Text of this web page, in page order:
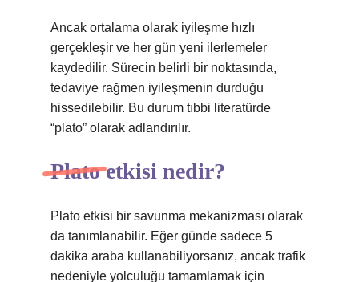
Ancak ortalama olarak iyileşme hızlı
gerçekleşir ve her gün yeni ilerlemeler
kaydedilir. Sürecin belirli bir noktasında,
tedaviye rağmen iyileşmenin durduğu
hissedilebilir. Bu durum tıbbi literatürde
“plato” olarak adlandırılır.
Plato etkisi nedir?
Plato etkisi bir savunma mekanizması olarak
da tanımlanabilir. Eğer günde sadece 5
dakika araba kullanabiliyorsanız, ancak trafik
nedeniyle yolculuğu tamamlamak için